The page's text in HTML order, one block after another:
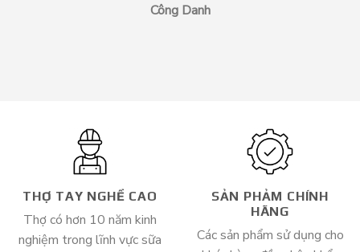
Công Danh
THỢ TAY NGHỀ CAO
Thợ có hơn 10 năm kinh
nghiệm trong lĩnh vực sữa
SẢN PHẢM CHÍNH
HÃNG
Các sản phẩm sử dụng cho